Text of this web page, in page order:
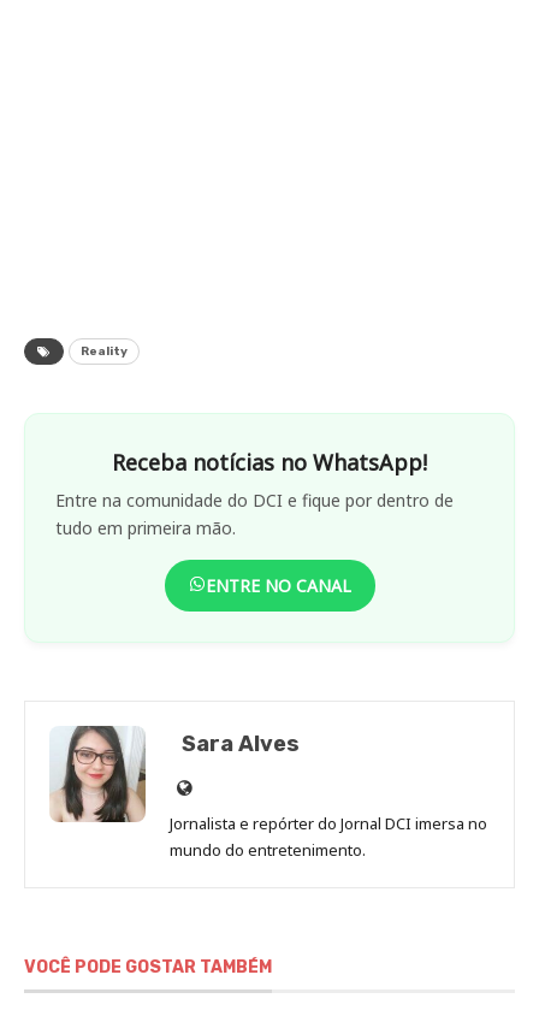
Reality
Receba notícias no WhatsApp!
Entre na comunidade do DCI e fique por dentro de
tudo em primeira mão.
ENTRE NO CANAL
Sara Alves
Site
de
Sara
Jornalista e repórter do Jornal DCI imersa no
mundo do entretenimento.
VOCÊ PODE GOSTAR TAMBÉM